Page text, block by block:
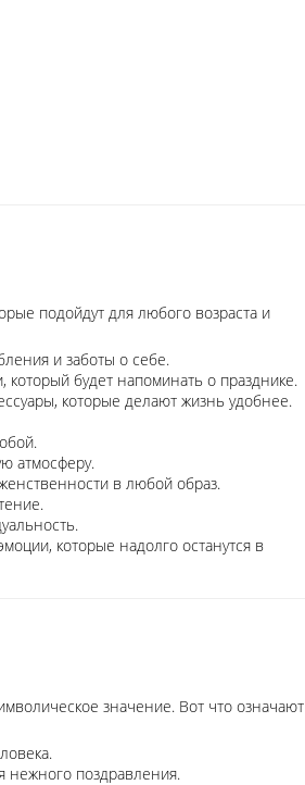
подойдут для любого возраста и
и заботы о себе.
будет напоминать о празднике.
которые делают жизнь удобнее.
атмосферу.
в любой образ.
которые надолго останутся в
значение. Вот что означают
нежного поздравления.